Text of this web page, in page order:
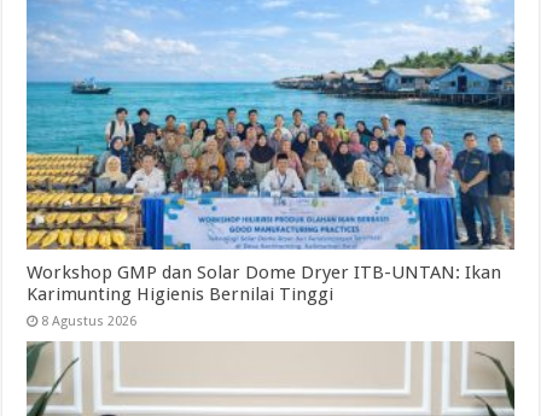
Workshop GMP dan Solar Dome Dryer ITB-UNTAN: Ikan
Karimunting Higienis Bernilai Tinggi
8 Agustus 2026